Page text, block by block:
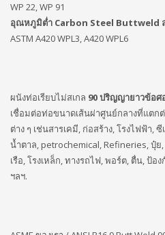
WP 22, WP 91
อุณหภูมิต่ำ Carbon Steel Buttweld
ASTM A420 WPL3, A420 WPL6
ผนังท่อเรียบไม่สเกล 90 ปริญญายาวข้อศ
เชื่อมต่อท่อขนาดเส้นผ่าศูนย์กลางที่แตก
ต่าง ๆ เช่นสารเคมี, ก่อสร้าง, โรงไฟฟ้า,
น้ำตาล, petrochemical, Refineries, ปุ๋ย,
เรือ, โรงเหล็ก, ทางรถไฟ, พอร์ต, ตื่น, ป้อ
ฯลฯ.